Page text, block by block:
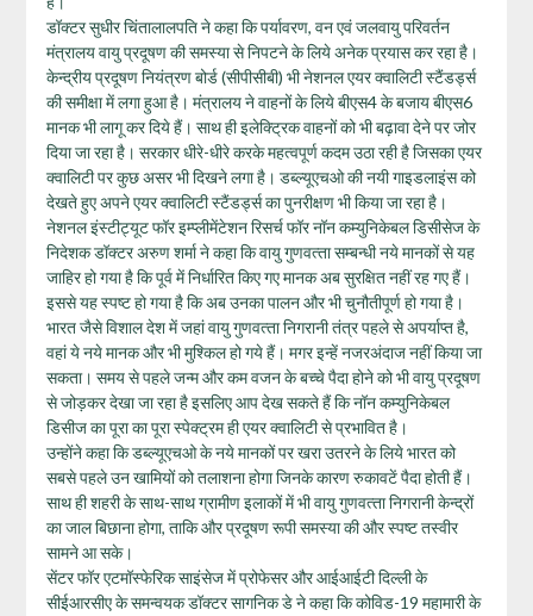
डॉक्टर सुधीर चिंतालालपति ने कहा कि पर्यावरण, वन एवं जलवायु परिवर्तन
मंत्रालय वायु प्रदूषण की समस्‍या से निपटने के लिये अनेक प्रयास कर रहा है।
केन्‍द्रीय प्रदूषण नियंत्रण बोर्ड (सीपीसीबी) भी नेशनल एयर क्वालिटी स्टैंडर्ड्स
की समीक्षा में लगा हुआ है। मंत्रालय ने वाहनों के लिये बीएस4 के बजाय बीएस6
मानक भी लागू कर दिये हैं। साथ ही इलेक्ट्रिक वाहनों को भी बढ़ावा देने पर जोर
दिया जा रहा है। सरकार धीरे-धीरे करके महत्वपूर्ण कदम उठा रही है जिसका एयर
क्वालिटी पर कुछ असर भी दिखने लगा है। डब्ल्यूएचओ की नयी गाइडलाइंस को
देखते हुए अपने एयर क्वालिटी स्टैंडर्ड्स का पुनरीक्षण भी किया जा रहा है।
नेशनल इंस्‍टीट्यूट फॉर इम्‍प्‍लीमेंटेशन रिसर्च फॉर नॉन कम्‍युनिकेबल डिसीसेज के
निदेशक डॉक्टर अरुण शर्मा ने कहा कि वायु गुणवत्‍ता सम्‍बन्‍धी नये मानकों से यह
जाहिर हो गया है कि पूर्व में निर्धारित किए गए मानक अब सुरक्षित नहीं रह गए हैं।
इससे यह स्‍पष्‍ट हो गया है कि अब उनका पालन और भी चुनौतीपूर्ण हो गया है।
भारत जैसे विशाल देश में जहां वायु गुणवत्‍ता निगरानी तंत्र पहले से अपर्याप्‍त है,
वहां ये नये मानक और भी मुश्किल हो गये हैं। मगर इन्‍हें नजरअंदाज नहीं किया जा
सकता। समय से पहले जन्म और कम वजन के बच्चे पैदा होने को भी वायु प्रदूषण
से जोड़कर देखा जा रहा है इसलिए आप देख सकते हैं कि नॉन कम्युनिकेबल
डिसीज का पूरा का पूरा स्पेक्ट्रम ही एयर क्वालिटी से प्रभावित है।
उन्‍होंने कहा कि डब्‍ल्‍यूएचओ के नये मानकों पर खरा उतरने के लिये भारत को
सबसे पहले उन खामियों को तलाशना होगा जिनके कारण रुकावटें पैदा होती हैं।
साथ ही शहरी के साथ-साथ ग्रामीण इलाकों में भी वायु गुणवत्‍ता निगरानी केन्‍द्रों
का जाल बिछाना होगा, ताकि और प्रदूषण रूपी समस्‍या की और स्‍पष्‍ट तस्‍वीर
सामने आ सके।
सेंटर फॉर एटमॉस्‍फेरिक साइंसेज में प्रोफेसर और आईआईटी दिल्‍ली के
सीईआरसीए के समन्‍वयक डॉक्टर सागनिक डे ने कहा कि कोविड-19 महामारी के